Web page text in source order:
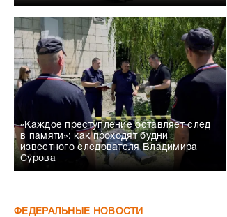
«Каждое преступление оставляет след
в памяти»: как проходят будни
известного следователя Владимира
Сурова
ФЕДЕРАЛЬНЫЕ НОВОСТИ